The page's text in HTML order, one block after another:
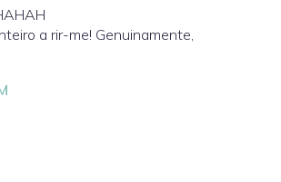
a rir-me! Genuinamente,